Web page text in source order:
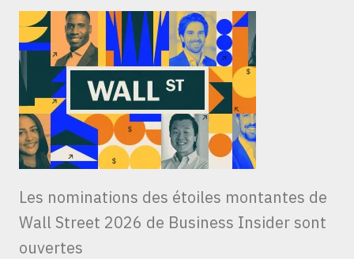
Les nominations des étoiles montantes de
Wall Street 2026 de Business Insider sont
ouvertes